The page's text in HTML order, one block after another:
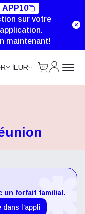
APP10
sur votre
maintenant!
EUR
un forfait familial.
dans l'appli